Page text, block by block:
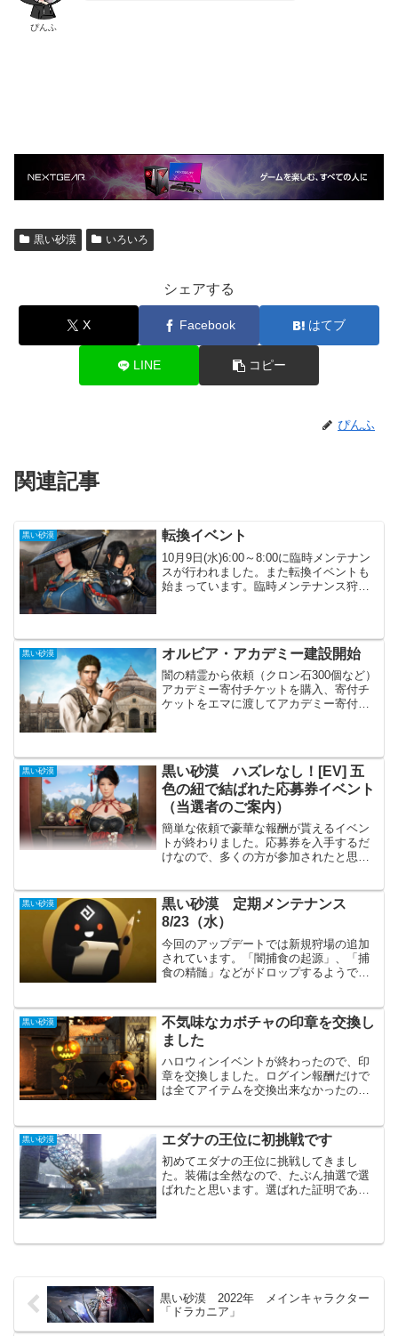
ぴんふ
黒い砂漠 いろいろ
シェアする
X Facebook はてブ
LINE コピー
ぴんふ
関連記事
黒い砂漠 転換イベント
10月9日(水)6:00～8:00に臨時メンテナン
スが行われました。また転換イベントも
始まっています。臨時メンテナンス狩場
れますが、...
黒い砂漠 オルビア・アカデミー建設開始
闇の精霊から依頼（クロン石300個など）
アカデミー寄付チケットを購入、寄付チ
ケットをエマに渡してアカデミー寄付証
これまでにも何度かあ...
黒い砂漠
黒い砂漠 ハズレなし！[EV] 五
色の紐で結ばれた応募券イベント
（当選者のご案内）
簡単な依頼で豪華な報酬が貰えるイベン
トが終わりました。応募券を入手するだ
けなので、多くの方が参加されたと思い
ます。皆さん、豪華な報酬は当たったで
しょうか？ ハズレなし！...
黒い砂漠
黒い砂漠 定期メンテナンス
8/23（水）
今回のアップデートでは新規狩場の追加
されています。「闇捕食の起源」、「捕
食の精髄」などがドロップするようで
控えめです。ただ戦闘経験値アップやア
イテム獲得確率アップなどは...
黒い砂漠
不気味なカボチャの印章を交換し
ました
ハロウィンイベントが終わったので、印
章を交換しました。ログイン報酬だけで
は全てアイテムを交換出来なかったの
バスケット」からも印章が入手できるの
で、ぎりぎり足りるかも...
黒い砂漠 エダナの王位に初挑戦です
初めてエダナの王位に挑戦してきまし
た。装備は全然なので、たぶん抽選で選
ばれたと思います。選ばれた証明である
せんでした。見ていない方...
黒い砂漠 2022年 メインキャラクター
「ドラカニア」